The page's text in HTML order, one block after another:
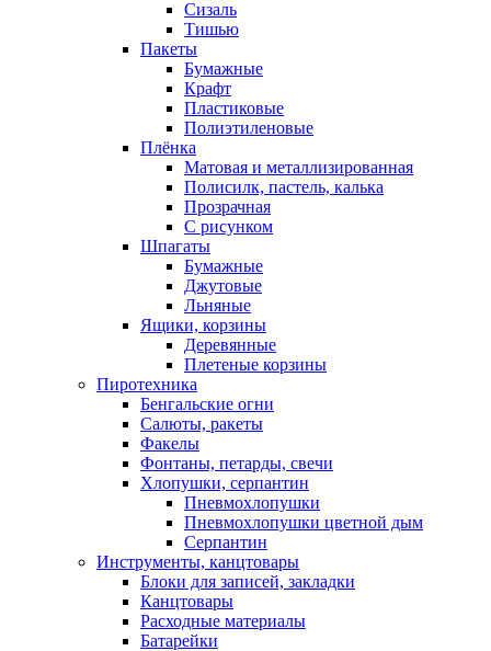
Сизаль
Тишью
Пакеты
Бумажные
Крафт
Пластиковые
Полиэтиленовые
Плёнка
Матовая и металлизированная
Полисилк, пастель, калька
Прозрачная
С рисунком
Шпагаты
Бумажные
Джутовые
Льняные
Ящики, корзины
Деревянные
Плетеные корзины
Пиротехника
Бенгальские огни
Салюты, ракеты
Факелы
Фонтаны, петарды, свечи
Хлопушки, серпантин
Пневмохлопушки
Пневмохлопушки цветной дым
Серпантин
Инструменты, канцтовары
Блоки для записей, закладки
Канцтовары
Расходные материалы
Батарейки